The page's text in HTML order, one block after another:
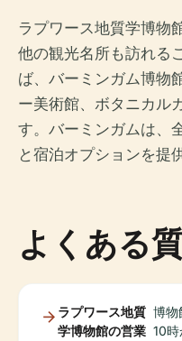
ラプワース地質学博物
他の観光名所も訪れる
ば、バーミンガム博物
ー美術館、ボタニカル
す。バーミンガムは、
と宿泊オプションを提
よくある
ラプワース地質
学博物館の営業
博物
10